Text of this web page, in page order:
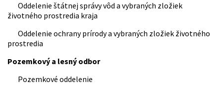
Oddelenie štátnej správy vôd a vybraných zložiek
životného prostredia kraja
Oddelenie ochrany prírody a vybraných zložiek životného
prostredia
Pozemkový a lesný odbor
Pozemkové oddelenie